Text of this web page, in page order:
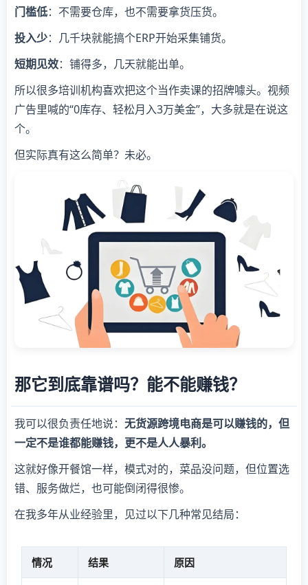
门槛低：不需要仓库，也不需要拿货压货。
投入少：几千块就能搞个ERP开始采集铺货。
短期见效：铺得多，几天就能出单。
所以很多培训机构喜欢把这个当作卖课的招牌噱头。视频
广告里喊的“0库存、轻松月入3万美金”，大多就是在说这
个。
但实际真有这么简单？未必。
那它到底靠谱吗？能不能赚钱？
我可以很负责任地说： 无货源跨境电商是可以赚钱的，但
一定不是谁都能赚钱，更不是人人暴利。
这就好像开餐馆一样，模式对的，菜品没问题，但位置选
错、服务做烂，也可能倒闭得很惨。
在我多年从业经验里，见过以下几种常见结局：
情况 结果 原因